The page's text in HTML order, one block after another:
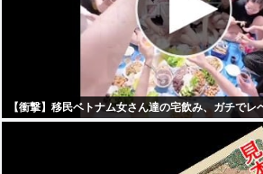
【衝撃】移民ベトナム女さん達の宅飲み、ガチでレ